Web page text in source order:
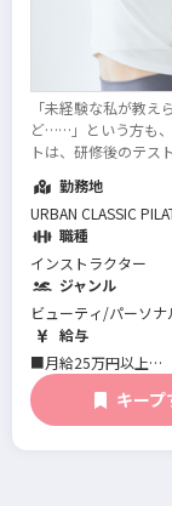
「未経験な私が教
ど……」という方も、 研修
トは、研修後のテス
勤務地
URBAN CLASSIC
職種
インストラクター
ジャンル
ビューティ/パーソ
ニング/機能改善系/
給与
■月給25万円以上
※10月から給与改定
※一律地域手当と固
給します）
※10月より試用期間
キープ